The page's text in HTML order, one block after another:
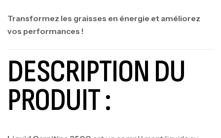
Transformez les graisses en énergie et améliorez
vos performances !
DESCRIPTION DU
PRODUIT :